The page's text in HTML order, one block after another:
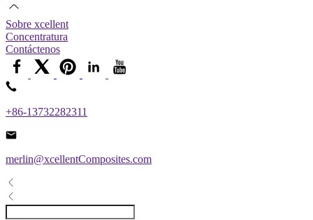
Sobre xcellent
Concentratura
Contáctenos
+86-13732282311
merlin@xcellentComposites.com